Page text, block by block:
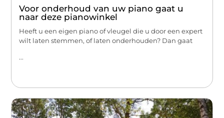
Voor onderhoud van uw piano gaat u
naar deze pianowinkel
Heeft u een eigen piano of vleugel die u door een expert
wilt laten stemmen, of laten onderhouden? Dan gaat
...